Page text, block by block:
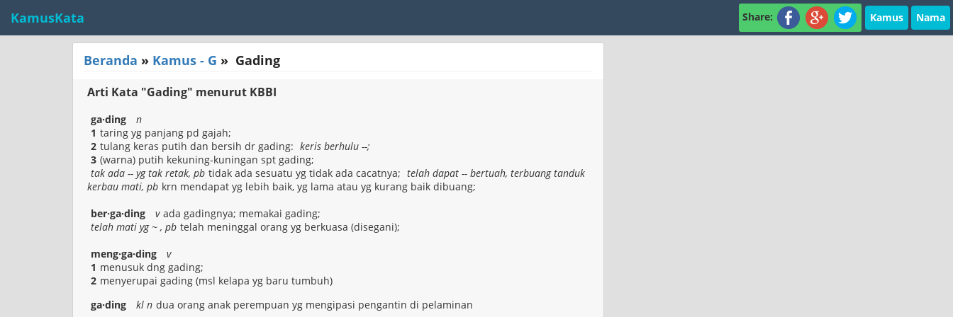
KamusKata Share: Kamus Nama
Beranda » Kamus - G » Gading
Arti Kata "Gading" menurut KBBI
ga·ding
n
1 taring yg panjang pd gajah;
2 tulang keras putih dan bersih dr gading: keris berhulu --;
3 (warna) putih kekuning-kuningan spt gading;
tak ada -- yg tak retak, pb tidak ada sesuatu yg tidak ada cacatnya; telah dapat -- bertuah, terbuang tanduk
kerbau mati, pb krn mendapat yg lebih baik, yg lama atau yg kurang baik dibuang;
ber·ga·ding
v ada gadingnya; memakai gading;
telah mati yg ~ , pb telah meninggal orang yg berkuasa (disegani);
meng·ga·ding
v
1 menusuk dng gading;
2 menyerupai gading (msl kelapa yg baru tumbuh)
ga·ding
kl n dua orang anak perempuan yg mengipasi pengantin di pelaminan